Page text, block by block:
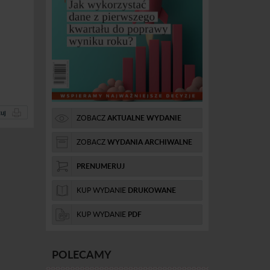
ZOBACZAKTUALNE WYDANIE
ZOBACZWYDANIA ARCHIWALNE
PRENUMERUJ
KUP WYDANIE DRUKOWANE
KUP WYDANIE PDF
POLECAMY